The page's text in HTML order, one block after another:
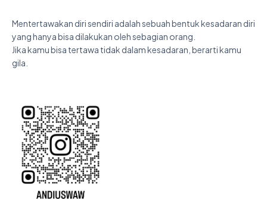
Mentertawakan diri sendiri adalah sebuah bentuk kesadaran diri
yang hanya bisa dilakukan oleh sebagian orang.
Jika kamu bisa tertawa tidak dalam kesadaran, berarti kamu
gila.